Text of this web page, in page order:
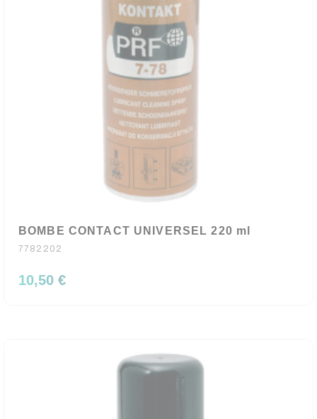
BOMBE CONTACT UNIVERSEL 220 ml
7782202
10,50 €